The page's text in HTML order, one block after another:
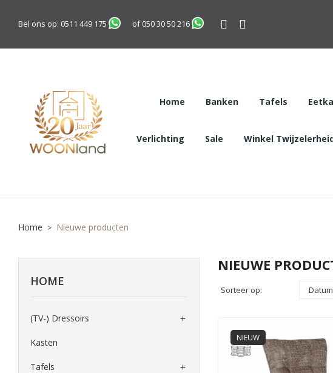
Bel ons op: 0511 449 175 of050 30 50 216
Home Banken Tafels
Verlichting Sale Winkel
Home Nieuwe producten
HOME
(TV-) Dressoirs 
Kasten
Tafels 
NIEUWE
Sorteer op:
NIEUW